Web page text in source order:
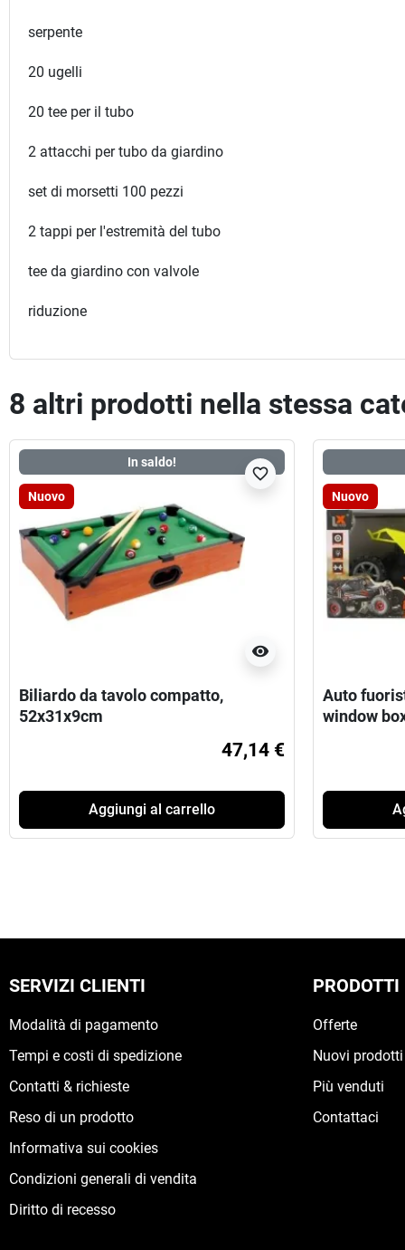
serpente
20 ugelli
20 tee per il tubo
2 attacchi per tubo da giardino
set di morsetti 100 pezzi
2 tappi per l'estremità del tubo
tee da giardino con valvole
riduzione
8 altri prodotti nella stessa
In saldo!
Nuovo
visibility
favorite_border
Biliardo da tavolo compatto,
52x31x9cm
47,14 €
Aggiungi al carrello
Nuovo
Auto
window
SERVIZI CLIENTI
Modalità di pagamento
Tempi e costi di spedizione
Contatti & richieste
Reso di un prodotto
Informativa sui cookies
Condizioni generali di vendita
Diritto di recesso
PRODOTTI
Offerte
Nuovi prodotti
Più venduti
Contattaci